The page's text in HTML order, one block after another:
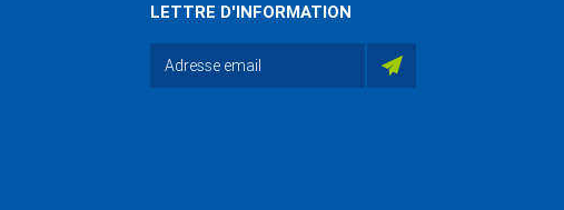
LETTRE D'INFORMATION